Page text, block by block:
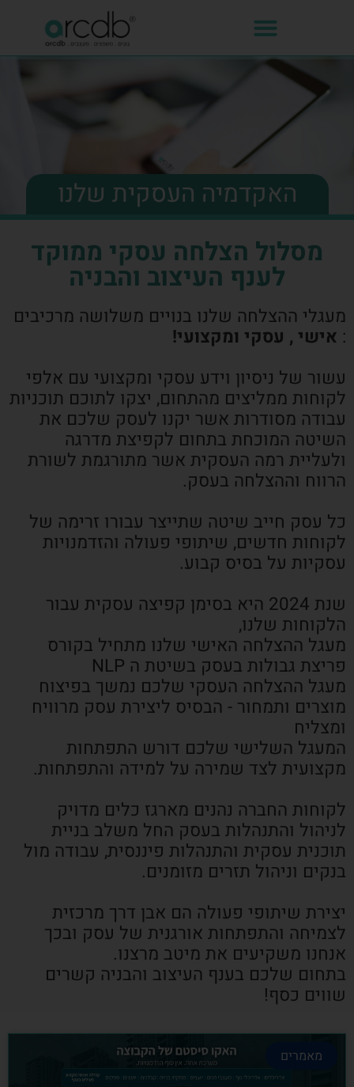
האקדמיה העסקית שלנו
מסלול הצלחה עסקי ממוקד
לענף העיצוב והבניה
מעגלי ההצלחה שלנו בנויים משלושה מרכיבים
: אישי , עסקי ומקצועי!
עשור של ניסיון וידע עסקי ומקצועי עם אלפי
לקוחות ממליצים מהתחום, יצקו לתוכם תוכניות
עבודה מסודרות אשר יקנו לעסק שלכם את
השיטה המוכחת בתחום לקפיצת מדרגה
ולעליית רמה העסקית אשר מתורגמת לשורת
הרווח וההצלחה בעסק.
כל עסק חייב שיטה שתייצר עבורו זרימה של
לקוחות חדשים, שיתופי פעולה והזדמנויות
עסקיות על בסיס קבוע.
שנת 2024 היא בסימן קפיצה עסקית עבור
הלקוחות שלנו,
מעגל ההצלחה האישי שלנו מתחיל בקורס
פריצת גבולות בעסק בשיטת ה NLP
מעגל ההצלחה העסקי שלכם נמשך בפיצוח
מוצרים ותמחור - הבסיס ליצירת עסק מרוויח
ומצליח
המעגל השלישי שלכם דורש התפתחות
מקצועית לצד שמירה על למידה והתפתחות.
לקוחות החברה נהנים מארגז כלים מדויק
לניהול והתנהלות בעסק החל משלב בניית
תוכנית עסקית והתנהלות פיננסית, עבודה מול
בנקים וניהול תזרים מזומנים.
יצירת שיתופי פעולה הם אבן דרך מרכזית
לצמיחה והתפתחות אורגנית של עסק ובכך
אנחנו משקיעים את מיטב מרצנו.
בתחום שלכם בענף העיצוב והבניה קשרים
שווים כסף!
מאמרים